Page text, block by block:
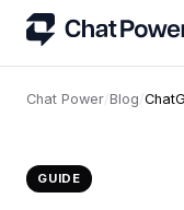
Chat Power/Blog/
GUIDE